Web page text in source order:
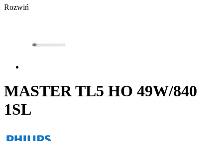
Rozwiń
MASTER TL5 HO 49W/840
1SL